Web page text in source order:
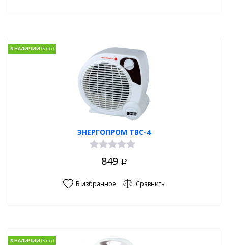
ЭНЕРГОПРОМ ТВС-4
В НАЛИЧИИ
849 Р
В избранное Сравнить
В НАЛИЧИИ